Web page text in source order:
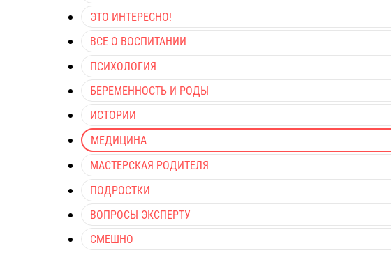
ЭТО ИНТЕРЕСНО!
ВСЕ О ВОСПИТАНИИ
ПСИХОЛОГИЯ
БЕРЕМЕННОСТЬ И РОДЫ
ИСТОРИИ
МЕДИЦИНА
МАСТЕРСКАЯ РОДИТЕЛЯ
ПОДРОСТКИ
ВОПРОСЫ ЭКСПЕРТУ
СМЕШНО